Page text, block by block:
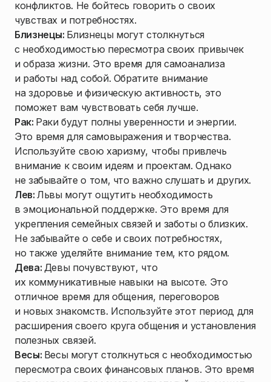
конфликтов. Не бойтесь говорить о своих
чувствах и потребностях.
Близнецы: Близнецы могут столкнуться
с необходимостью пересмотра своих привычек
и образа жизни. Это время для самоанализа
и работы над собой. Обратите внимание
на здоровье и физическую активность, это
поможет вам чувствовать себя лучше.
Рак: Раки будут полны уверенности и энергии.
Это время для самовыражения и творчества.
Используйте свою харизму, чтобы привлечь
внимание к своим идеям и проектам. Однако
не забывайте о том, что важно слушать и других.
Лев:Львы могут ощутить необходимость
в эмоциональной поддержке. Это время для
укрепления семейных связей и заботы о близких.
Не забывайте о себе и своих потребностях,
но также уделяйте внимание тем, кто рядом.
Дева: Девы почувствуют, что
их коммуникативные навыки на высоте. Это
отличное время для общения, переговоров
и новых знакомств. Используйте этот период для
расширения своего круга общения и установления
полезных связей.
Весы: Весы могут столкнуться с необходимостью
пересмотра своих финансовых планов. Это время